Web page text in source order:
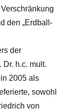
den „Erdball-
der
Dr. h.c. mult.
2005 als
sowohl
von